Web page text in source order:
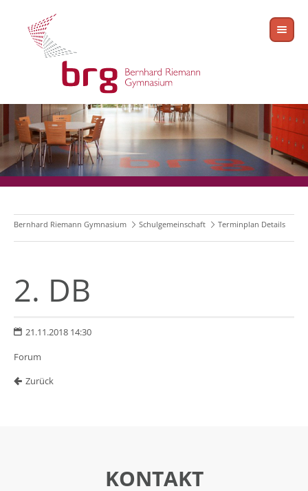
Bernhard Riemann Gymnasium Schulgemeinschaft Terminplan Details
2. DB
21.11.2018 14:30
Forum
Zurück
KONTAKT